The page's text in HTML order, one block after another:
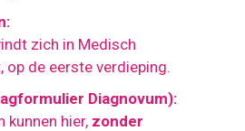
zich in Medisch
op de eerste verdieping.
Diagnovum):
kunnen hier, zonder